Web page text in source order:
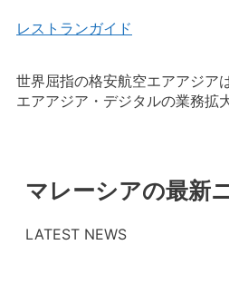
レストランガイド
世界屈指の格安航空エアアジア
エアアジア・デジタルの業務拡
マレーシアの最新
LATEST NEWS